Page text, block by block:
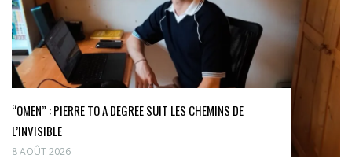
“OMEN” : PIERRE TO A DEGREE SUIT LES CHEMINS DE
L’INVISIBLE
8 AOÛT 2026